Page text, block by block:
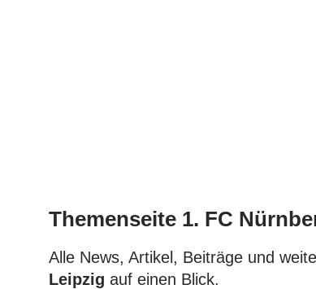
Themenseite 1. FC
Alle News, Artikel, Beiträge und
Leipzig auf einen Blick.